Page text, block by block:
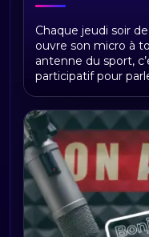
Libre antenne
Chaque jeudi soir
ouvre son micro à
antenne du sport,
participatif pour